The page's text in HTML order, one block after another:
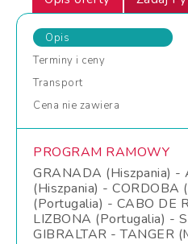
Opis
Terminy i ceny
Transport
Cena nie zawiera
PROGRAM RAMOWY
GRANADA (Hiszpania) -
(Hiszpania) - CORDOBA
(Portugalia) - CABO DE
LIZBONA (Portugalia) -
GIBRALTAR - TANGER